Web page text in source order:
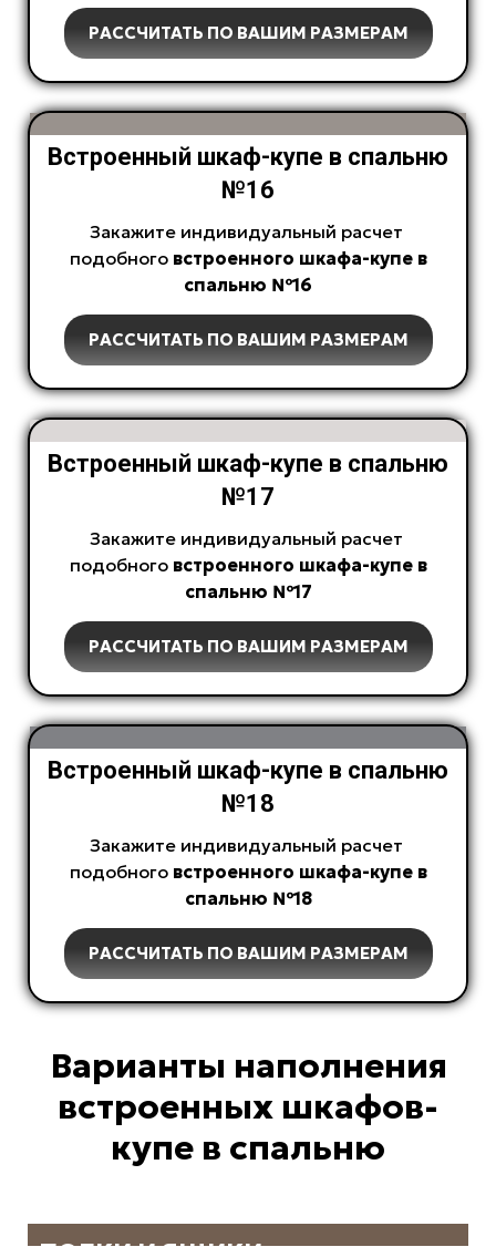
РАССЧИТАТЬ ПО ВАШИМ РАЗМЕРАМ
Встроенный шкаф-купе в спальню
№16
Закажите индивидуальный расчет
подобного встроенного шкафа-купе в
спальню №16
РАССЧИТАТЬ ПО ВАШИМ РАЗМЕРАМ
Встроенный шкаф-купе в спальню
№17
Закажите индивидуальный расчет
подобного встроенного шкафа-купе в
спальню №17
РАССЧИТАТЬ ПО ВАШИМ РАЗМЕРАМ
Встроенный шкаф-купе в спальню
№18
Закажите индивидуальный расчет
подобного встроенного шкафа-купе в
спальню №18
РАССЧИТАТЬ ПО ВАШИМ РАЗМЕРАМ
Варианты наполнения
встроенных шкафов-
купе в спальню